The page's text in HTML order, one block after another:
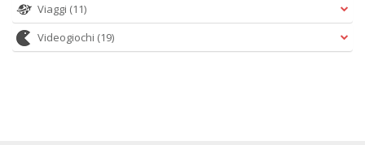
Viaggi (11)
Videogiochi (19)